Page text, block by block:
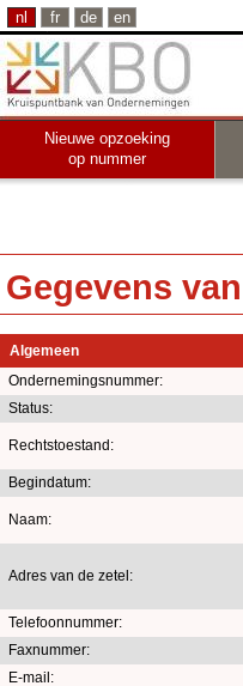
nl fr de en
Nieuwe opzoeking
op nummer
Gegevens
Algemeen
Ondernemingsnummer:
Status:
Rechtstoestand:
Begindatum:
Naam:
Adres van de zetel:
Telefoonnummer:
Faxnummer:
E-mail: